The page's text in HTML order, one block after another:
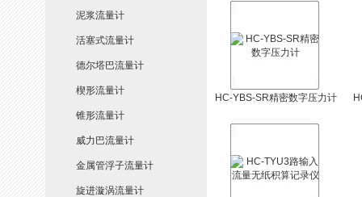
泥浆流量计
活塞式流量计
德尔塔巴流量计
楔形流量计
锥形流量计
威力巴流量计
金属管浮子流量计
旋进漩涡流量计
HC-YBS-SR精密数字压力计